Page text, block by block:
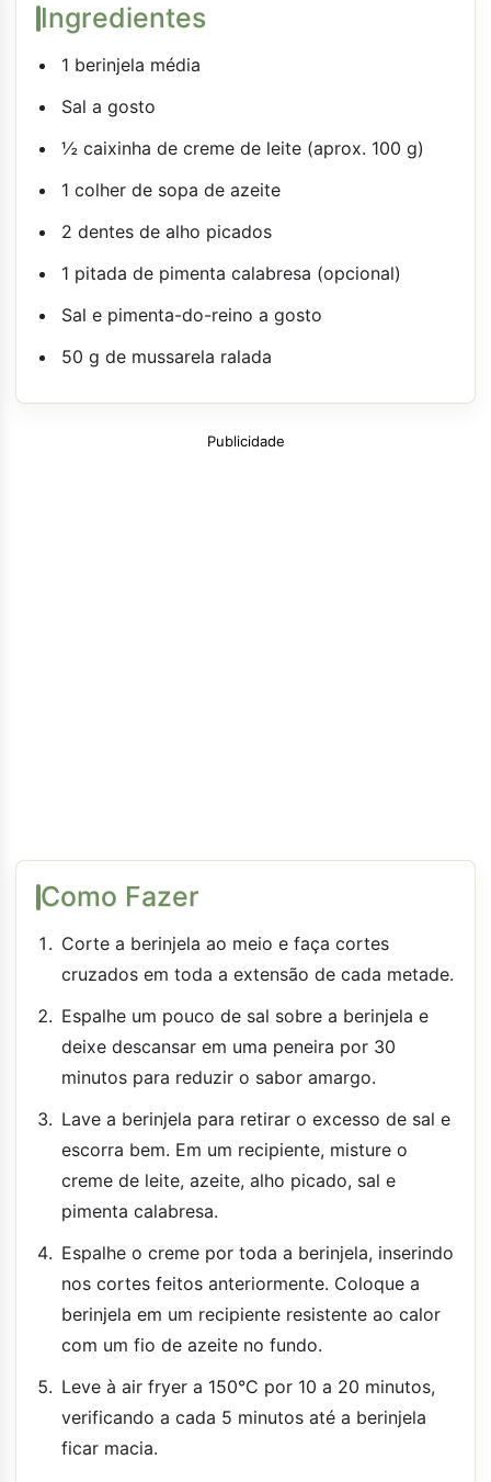
Ingredientes
1 berinjela média
Sal a gosto
½ caixinha de creme de leite (aprox. 100 g)
1 colher de sopa de azeite
2 dentes de alho picados
1 pitada de pimenta calabresa (opcional)
Sal e pimenta-do-reino a gosto
50 g de mussarela ralada
Publicidade
Como Fazer
Corte a berinjela ao meio e faça cortes
cruzados em toda a extensão de cada metade.
Espalhe um pouco de sal sobre a berinjela e
deixe descansar em uma peneira por 30
minutos para reduzir o sabor amargo.
Lave a berinjela para retirar o excesso de sal e
escorra bem. Em um recipiente, misture o
creme de leite, azeite, alho picado, sal e
pimenta calabresa.
Espalhe o creme por toda a berinjela, inserindo
nos cortes feitos anteriormente. Coloque a
berinjela em um recipiente resistente ao calor
com um fio de azeite no fundo.
Leve à air fryer a 150°C por 10 a 20 minutos,
verificando a cada 5 minutos até a berinjela
ficar macia.